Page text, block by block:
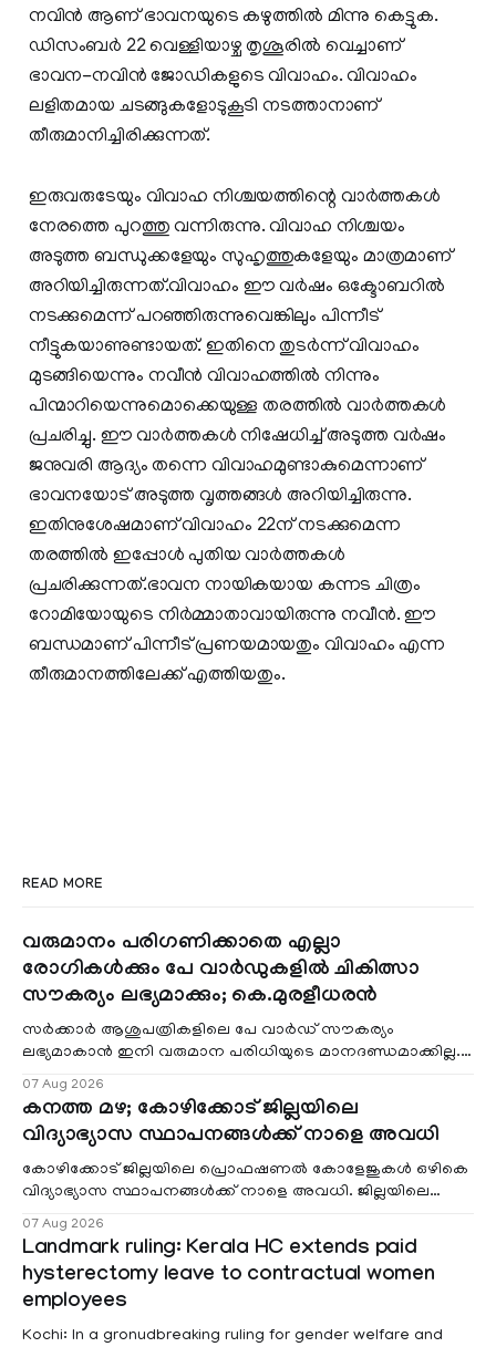
നവിന്‍ ആണ് ഭാവനയുടെ കഴുത്തില്‍ മിന്നു കെട്ടുക.
ഡിസംബര്‍ 22 വെള്ളിയാഴ്ച തൃശൂരില്‍ വെച്ചാണ്
ഭാവന-നവിന്‍ ജോഡികളുടെ വിവാഹം. വിവാഹം
ലളിതമായ ചടങ്ങുകളോടുകൂടി നടത്താനാണ്
തീരുമാനിച്ചിരിക്കുന്നത്.
ഇരുവരുടേയും വിവാഹ നിശ്ചയത്തിന്റെ വാര്‍ത്തകള്‍
നേരത്തെ പുറത്തു വന്നിരുന്നു. വിവാഹ നിശ്ചയം
അടുത്ത ബന്ധുക്കളേയും സുഹൃത്തുകളേയും മാത്രമാണ്
അറിയിച്ചിരുന്നത്.വിവാഹം ഈ വര്‍ഷം ഒക്ടോബറില്‍
നടക്കുമെന്ന് പറഞ്ഞിരുന്നുവെങ്കിലും പിന്നീട്
നീട്ടുകയാണുണ്ടായത്. ഇതിനെ തുടര്‍ന്ന് വിവാഹം
മുടങ്ങിയെന്നും നവീന്‍ വിവാഹത്തില്‍ നിന്നും
പിന്മാറിയെന്നുമൊക്കെയുള്ള തരത്തില്‍ വാര്‍ത്തകള്‍
പ്രചരിച്ചു. ഈ വാര്‍ത്തകള്‍ നിഷേധിച്ച് അടുത്ത വര്‍ഷം
ജനുവരി ആദ്യം തന്നെ വിവാഹമുണ്ടാകുമെന്നാണ്
ഭാവനയോട് അടുത്ത വൃത്തങ്ങള്‍ അറിയിച്ചിരുന്നു.
ഇതിനുശേഷമാണ് വിവാഹം 22ന് നടക്കുമെന്ന
തരത്തില്‍ ഇപ്പോള്‍ പുതിയ വാര്‍ത്തകള്‍
പ്രചരിക്കുന്നത്.ഭാവന നായികയായ കന്നട ചിത്രം
റോമിയോയുടെ നിര്‍മ്മാതാവായിരുന്നു നവീന്‍. ഈ
ബന്ധമാണ് പിന്നീട് പ്രണയമായതും വിവാഹം എന്ന
തീരുമാനത്തിലേക്ക് എത്തിയതും.
READ MORE
വരുമാനം പരിഗണിക്കാതെ എല്ലാ
രോഗികൾക്കും പേ വാർഡുകളിൽ ചികിത്സാ
സൗകര്യം ലഭ്യമാക്കും; കെ.മുരളീധരൻ
സർക്കാർ ആശുപത്രികളിലെ പേ വാർഡ് സൗകര്യം
ലഭ്യമാകാൻ ഇനി വരുമാന പരിധിയുടെ മാനദണ്ഡമാക്കില്ല.
വരുമാനം പരിഗണിക്കാതെ എല്ലാ രോഗികൾക്കും പേ വാർഡു
07 Aug 2026
കനത്ത മഴ; കോഴിക്കോട് ജില്ലയിലെ
വിദ്യാഭ്യാസ സ്ഥാപനങ്ങൾക്ക് നാളെ അവധി
കോഴിക്കോട് ജില്ലയിലെ പ്രൊഫഷണൽ കോളേജുകൾ ഒഴികെ
വിദ്യാഭ്യാസ സ്ഥാപനങ്ങൾക്ക് നാളെ അവധി. ജില്ലയിലെ
മലയോര- തീരദേശ മേഖലകളിലും മറ്റും ശക്തമായ മഴയു
07 Aug 2026
Landmark ruling: Kerala HC extends paid
hysterectomy leave to contractual women
employees
Kochi: In a gronudbreaking ruling for gender welfare and